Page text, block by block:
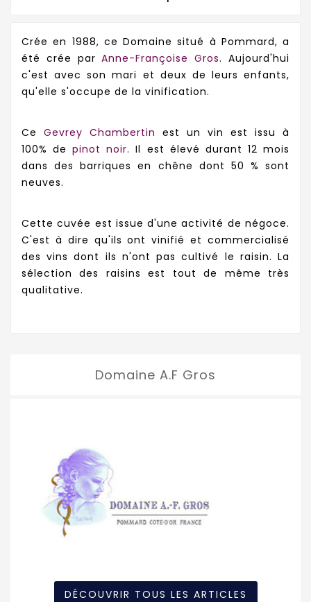
Crée en 1988, ce Domaine situé à Pommard, a
été crée parAnne-Françoise Gros. Aujourd'hui
c'est avec son mari et deux de leurs enfants,
qu'elle s'occupe de la vinification.
Ce Gevrey Chambertin est un vin est issu à
100% depinot noir. Il est élevé durant 12 mois
dans des barriques en chêne dont 50 % sont
neuves.
Cette cuvée est issue d'une activité de négoce.
C'est à dire qu'ils ont vinifié et commercialisé
des vins dont ils n'ont pas cultivé le raisin. La
sélection des raisins est tout de même très
qualitative.
Domaine A.F Gros
DÉCOUVRIR TOUS LES ARTICLES